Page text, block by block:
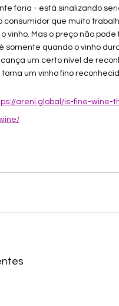
faria - está sinalizando
consumidor que muito
vinho. Mas o preço não pode
somente quando o vinho
um certo nível de
um vinho fino
areni.global/is-fine-wine-